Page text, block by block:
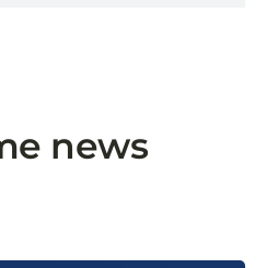
news